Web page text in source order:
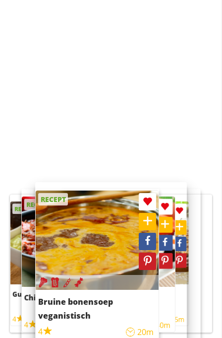
RECEPT
Guacamole
4
RECEPT
Chili con carne
4
RECEPT
Bruine bonensoep
veganistisch
4
20m
RECEPT
Sushi rijstsalade
maaltijdsalade
40m
RECEPT
4 55m